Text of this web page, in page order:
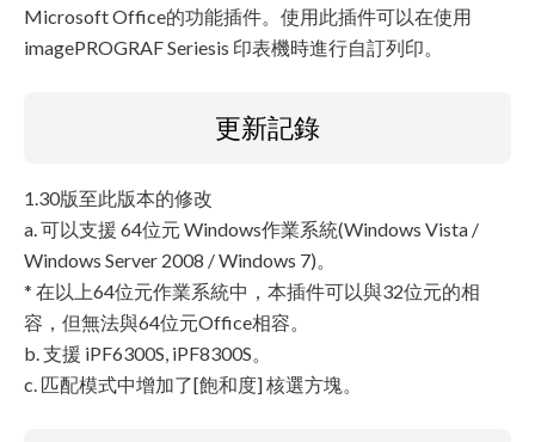
Microsoft Office的功能插件。使用此插件可以在使用
imagePROGRAF Seriesis 印表機時進行自訂列印。
更新記錄
1.30版至此版本的修改
a. 可以支援 64位元 Windows作業系統(Windows Vista /
Windows Server 2008 / Windows 7)。
* 在以上64位元作業系統中，本插件可以與32位元的相
容，但無法與64位元Office相容。
b. 支援 iPF6300S, iPF8300S。
c. 匹配模式中增加了[飽和度] 核選方塊。